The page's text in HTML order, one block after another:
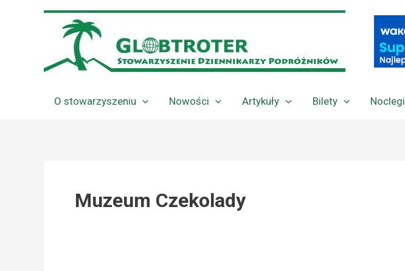
O stowarzyszeniu Nowości Artykuły Bilety Noclegi
Muzeum Czekolady